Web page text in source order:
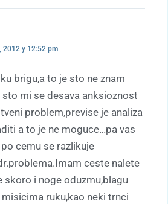
2012 у 12:52 pm
brigu,a to je sto ne znam
sto mi se desava anksioznost
problem,previse je analiza
a to je ne moguce…pa vas
cemu se razlikuje
ceste nalete
skoro i noge oduzmu,blagu
ruku,kao neki trnci